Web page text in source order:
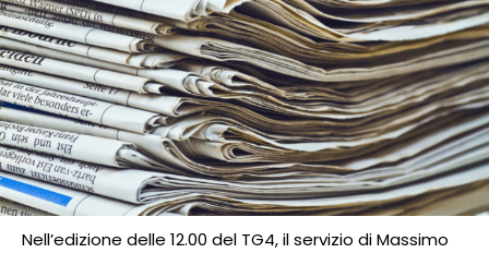
Nell’edizione delle 12.00 del TG4, il servizio di Massimo